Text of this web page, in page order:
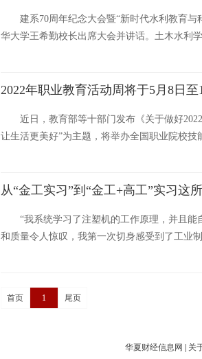
建系70周年纪念大会暨“新时代水利教育
华大学王希勤校长出席大会并讲话。土木水利
2022年职业教育活动周将于5月8日至
近日，教育部等十部门发布《关于做好
让生活更美好”为主题，将举办全国职业院校
从“金工实习”到“金工+高工”实习这
“我系统学习了注塑机的工作原理，并且
和质量令人惊叹，我第一次切身感受到了工业
首页 1 尾页
华夏财经信息网 关